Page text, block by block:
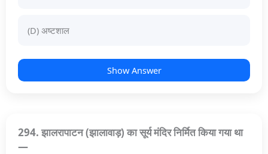
(D) अष्टशाल
Show Answer
294. झालरापाटन (झालावाड़) का सूर्य मंदिर निर्मित किया गया था
—